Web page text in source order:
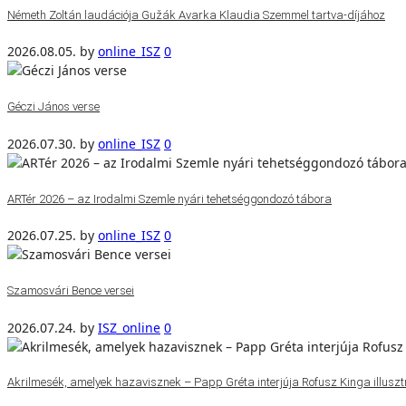
Németh Zoltán laudációja Gužák Avarka Klaudia Szemmel tartva-díjához
2026.08.05. by online_ISZ 0
Géczi János verse
2026.07.30. by online_ISZ 0
ARTér 2026 – az Irodalmi Szemle nyári tehetséggondozó tábora
2026.07.25. by online_ISZ 0
Szamosvári Bence versei
2026.07.24. by ISZ_online 0
Akrilmesék, amelyek hazavisznek – Papp Gréta interjúja Rofusz Kinga